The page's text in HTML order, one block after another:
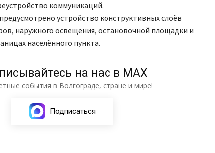
коммуникаций.
устройство конструктивных слоёв
наружного освещения, остановочной площадки и
населённого пункта.
на нас в МАХ
события в Волгограде, стране и мире!
Подписаться